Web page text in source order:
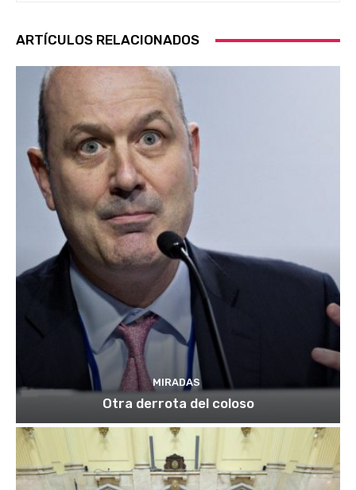
ARTÍCULOS RELACIONADOS
MIRADAS
Otra derrota del coloso